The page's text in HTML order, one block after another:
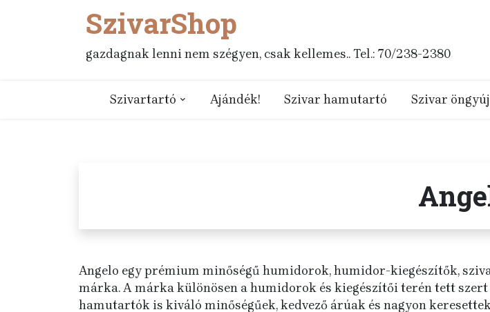
SzivarShop
gazdagnak lenni nem szégyen, csak kellemes.. Tel.: 70/238-2380
Szivartartó Ajándék! Szivar hamutartó Szivar
Angelo egy prémium minőségű humidorok, humidor-kiegészítők,
márka. A márka különösen a humidorok és kiegészítői terén tett
hamutartók is kiváló minőségűek, kedvező árúak és nagyon